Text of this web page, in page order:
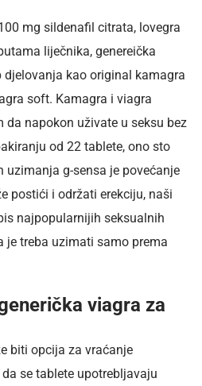
mg sildenafil citrata, lovegra
liječnika, genereička
djelovanja kao original kamagra
soft. Kamagra i viagra
napokon uživate u seksu bez
od 22 tablete, ono sto
g-sensa je povećanje
postići i održati erekciju, naši
najpopularnijih seksualnih
je treba uzimati samo prema
viagra za
biti opcija za vraćanje
se tablete upotrebljavaju